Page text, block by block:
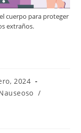
cuerpo para proteger
extraños.
2024
/